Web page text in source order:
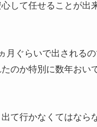
して任せることが出
月ぐらいで出されるの
のか特別に数年おい
て行かなくてはなら